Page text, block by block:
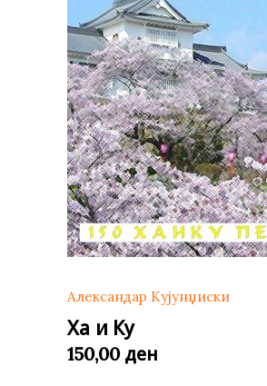
Александар Кујунџиски
Ха и Ку
150,00 ден